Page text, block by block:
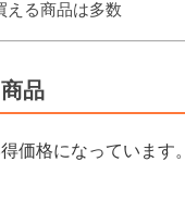
える商品は多数
品
価格になっています。